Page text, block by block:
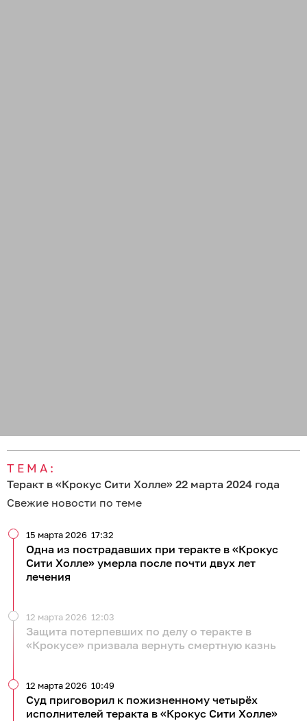
ТЕМА:
Теракт в «Крокус Сити Холле» 22 марта 2024 года
Свежие новости по теме
Одна из пострадавших при теракте в «Крокус
Сити Холле» умерла после почти двух лет
лечения
15 марта 2026 17:32
Защита потерпевших по делу о теракте в
«Крокусе» призвала вернуть смертную казнь
12 марта 2026 12:03
Суд приговорил к пожизненному четырёх
исполнителей теракта в «Крокус Сити Холле»
12 марта 2026 10:49